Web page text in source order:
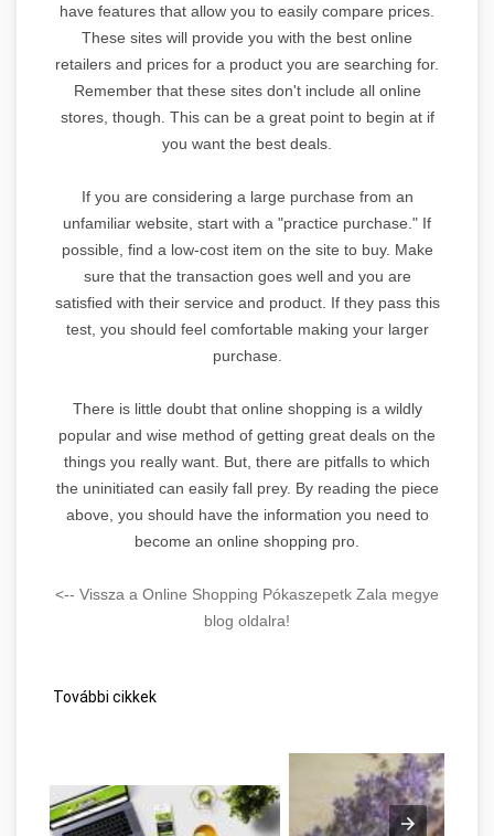
have features that allow you to easily compare prices.
These sites will provide you with the best online
retailers and prices for a product you are searching for.
Remember that these sites don't include all online
stores, though. This can be a great point to begin at if
you want the best deals.
If you are considering a large purchase from an
unfamiliar website, start with a "practice purchase." If
possible, find a low-cost item on the site to buy. Make
sure that the transaction goes well and you are
satisfied with their service and product. If they pass this
test, you should feel comfortable making your larger
purchase.
There is little doubt that online shopping is a wildly
popular and wise method of getting great deals on the
things you really want. But, there are pitfalls to which
the uninitiated can easily fall prey. By reading the piece
above, you should have the information you need to
become an online shopping pro.
<-- Vissza a Online Shopping Pókaszepetk Zala megye
blog oldalra!
További cikkek